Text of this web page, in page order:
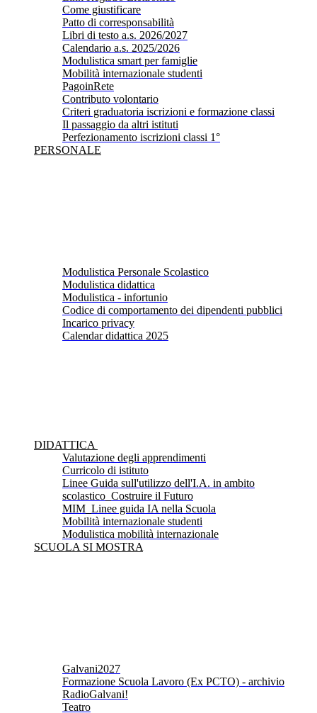
Come giustificare
Patto di corresponsabilità
Libri di testo a.s. 2026/2027
Calendario a.s. 2025/2026
Modulistica smart per famiglie
Mobilità internazionale studenti
PagoinRete
Contributo volontario
Criteri graduatoria iscrizioni e formazione classi
Il passaggio da altri istituti
Perfezionamento iscrizioni classi 1°
PERSONALE
Modulistica Personale Scolastico
Modulistica didattica
Modulistica - infortunio
Codice di comportamento dei dipendenti pubblici
Incarico privacy
Calendar didattica 2025
DIDATTICA
Valutazione degli apprendimenti
Curricolo di istituto
Linee Guida sull'utilizzo dell'I.A. in ambito
scolastico_Costruire il Futuro
MIM_Linee guida IA nella Scuola
Mobilità internazionale studenti
Modulistica mobilità internazionale
SCUOLA SI MOSTRA
Galvani2027
Formazione Scuola Lavoro (Ex PCTO) - archivio
RadioGalvani!
Teatro